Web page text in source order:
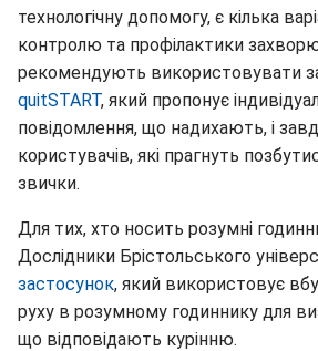
технологічну допомогу, є кілька
контролю та профілактики
рекомендують використовувати
quitSTART, який пропонує
повідомлення, що надихають, і
користувачів, які прагнуть
звички.
Для тих, хто носить розумні
Дослідники Брістольського
застосунок, який використовує
руху в розумному годиннику для
що відповідають курінню.